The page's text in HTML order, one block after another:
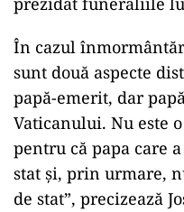
În cazul
sunt două aspecte
papă-emerit, dar
Vaticanului. Nu este
pentru că papa care
stat și, prin urmare,
de stat”, precizează